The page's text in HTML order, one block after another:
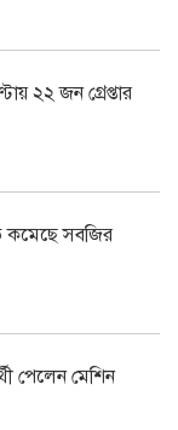
২২ জন গ্রেপ্তার
কমেছে সবজির
পেলেন মেশিন